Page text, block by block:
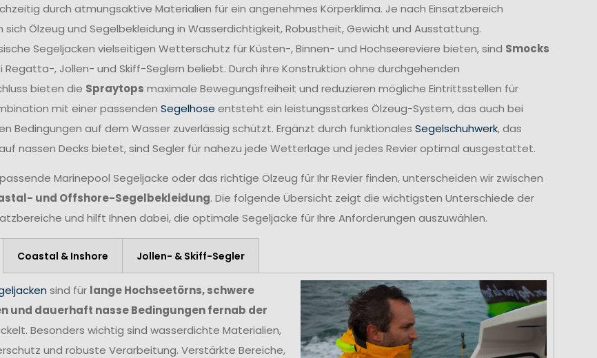
durch atmungsaktive Materialien für ein angenehmes Körperklima. Je nach Einsatzbereich
sich Ölzeug und Segelbekleidung in Wasserdichtigkeit, Robustheit, Gewicht und Ausstattung.
Segeljacken vielseitigen Wetterschutz für Küsten-, Binnen- und Hochseereviere bieten, sind Smocks
Regatta-, Jollen- und Skiff-Seglern beliebt. Durch ihre Konstruktion ohne durchgehenden
bieten die Spraytops maximale Bewegungsfreiheit und reduzieren mögliche Eintrittsstellen für
mit einer passenden Segelhose entsteht ein leistungsstarkes Ölzeug-System, das auch bei
Bedingungen auf dem Wasser zuverlässig schützt. Ergänzt durch funktionales Segelschuhwerk, das
nassen Decks bietet, sind Segler für nahezu jede Wetterlage und jedes Revier optimal ausgestattet.
Marinepool Segeljacke oder das richtige Ölzeug für Ihr Revier finden, unterscheiden wir zwischen
und Offshore-Segelbekleidung. Die folgende Übersicht zeigt die wichtigsten Unterschiede der
und hilft Ihnen dabei, die optimale Segeljacke für Ihre Anforderungen auszuwählen.
Coastal & Inshore Jollen- & Skiff-Segler
sind für lange Hochseetörns, schwere
und dauerhaft nasse Bedingungen fernab der
Besonders wichtig sind wasserdichte Materialien,
und robuste Verarbeitung. Verstärkte Bereiche,